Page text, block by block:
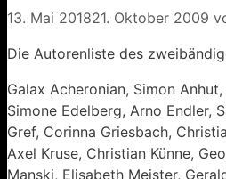
13. Mai 201821. Oktober 2009
Die Autorenliste des
Galax Acheronian, Simon
Simone Edelberg, Arno Endler,
Gref, Corinna Griesbach,
Axel Kruse, Christian Künne,
Manski, Elisabeth Meister,